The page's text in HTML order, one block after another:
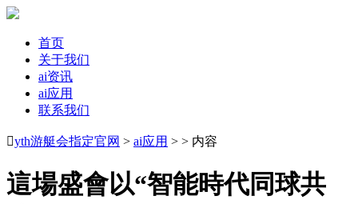
首页
关于我们
ai资讯
ai应用
联系我们
yth游艇会指定官网 > ai应用 > > 内容
這場盛會以“智能時代同球共